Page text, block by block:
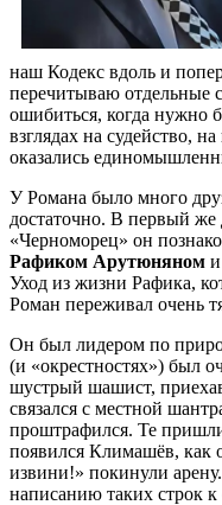
наш Кодекс вдоль и
перечитываю отдельные
ошибиться, когда нужно
взглядах на судейство,
оказались
У Романа было много
достаточно. В первый же
«Черноморец» он
Рафиком Арутюняном
Уход из жизни Рафика,
Роман переживал очень
Он был лидером по
(и «окрестностях») был
шустрый шашист,
связался с местной
проштрафился. Те
появился Климашёв, как
извини!» покинули
написанию таких строк